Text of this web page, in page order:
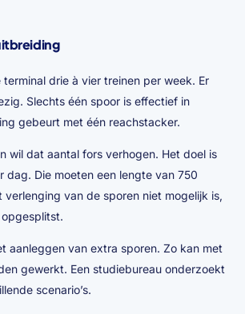
drie à vier treinen per week. Er
Slechts één spoor is effectief in
gebeurt met één reachstacker.
wil dat aantal fors verhogen. Het doel is
dag. Die moeten een lengte van 750
verlenging van de sporen niet mogelijk is,
aanleggen van extra sporen. Zo kan met
gewerkt. Een studiebureau onderzoekt
scenario’s.